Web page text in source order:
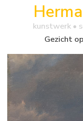
kunstwerk •
Gezicht